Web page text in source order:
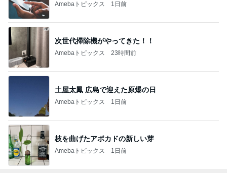
Amebaトピックス 1日前
次世代掃除機がやってきた！！
Amebaトピックス 23時間前
土屋太鳳 広島で迎えた原爆の日
Amebaトピックス 1日前
枝を曲げたアボカドの新しい芽
Amebaトピックス 1日前